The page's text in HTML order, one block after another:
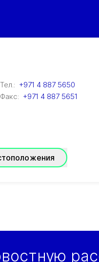
Тел.: +971 4 887 5650
Факс: +971 4 887 5651